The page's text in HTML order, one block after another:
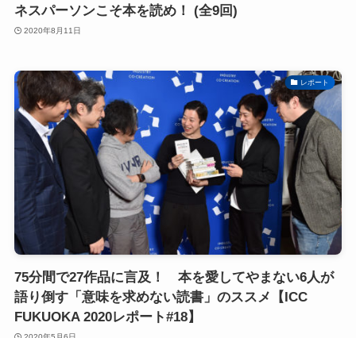
ネスパーソンこそ本を読め！ (全9回)
2020年8月11日
レポート
75分間で27作品に言及！ 本を愛してやまない6人が
語り倒す「意味を求めない読書」のススメ【ICC
FUKUOKA 2020レポート#18】